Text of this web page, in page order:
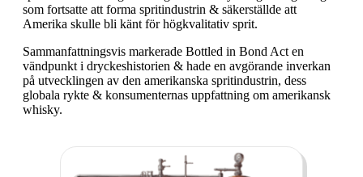
som fortsatte att forma spritindustrin & säkerställde att
Amerika skulle bli känt för högkvalitativ sprit.
Sammanfattningsvis markerade Bottled in Bond Act en
vändpunkt i dryckeshistorien & hade en avgörande inverkan
på utvecklingen av den amerikanska spritindustrin, dess
globala rykte & konsumenternas uppfattning om amerikansk
whisky.